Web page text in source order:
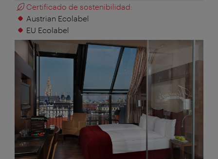
Certificado de sostenibilidad:
Austrian Ecolabel
EU Ecolabel